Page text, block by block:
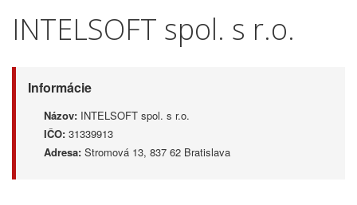
INTELSOFT spol. s r.o.
Informácie
Názov: INTELSOFT spol. s r.o.
IČO: 31339913
Adresa: Stromová 13, 837 62 Bratislava